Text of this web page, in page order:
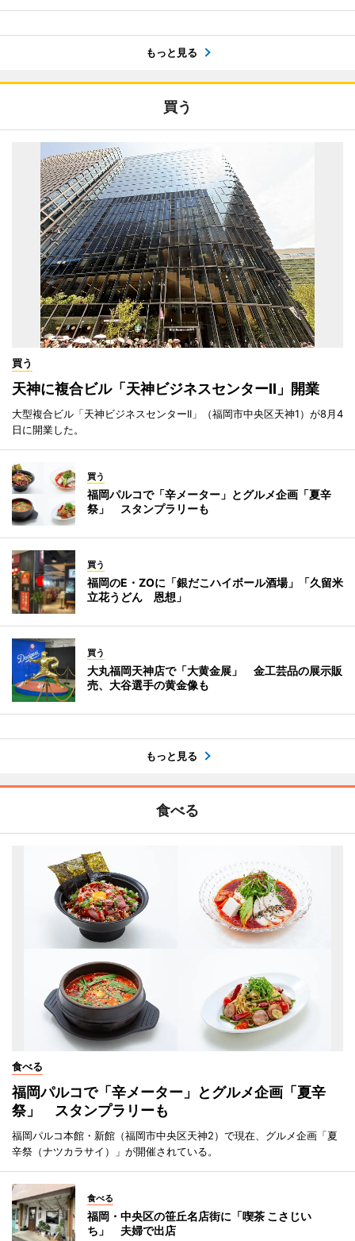
もっと見る
買う
買う
天神に複合ビル「天神ビジネスセンターII」開業
大型複合ビル「天神ビジネスセンターII」（福岡市中央区天神1）が8月4
日に開業した。
買う
福岡パルコで「辛メーター」とグルメ企画「夏辛
祭」 スタンプラリーも
買う
福岡のE・ZOに「銀だこハイボール酒場」「久留米
立花うどん 恩想」
買う
大丸福岡天神店で「大黄金展」 金工芸品の展示販
売、大谷選手の黄金像も
もっと見る
食べる
食べる
福岡パルコで「辛メーター」とグルメ企画「夏辛
祭」 スタンプラリーも
福岡パルコ本館・新館（福岡市中央区天神2）で現在、グルメ企画「夏
辛祭（ナツカラサイ）」が開催されている。
食べる
福岡・中央区の笹丘名店街に「喫茶 こさじい
ち」 夫婦で出店